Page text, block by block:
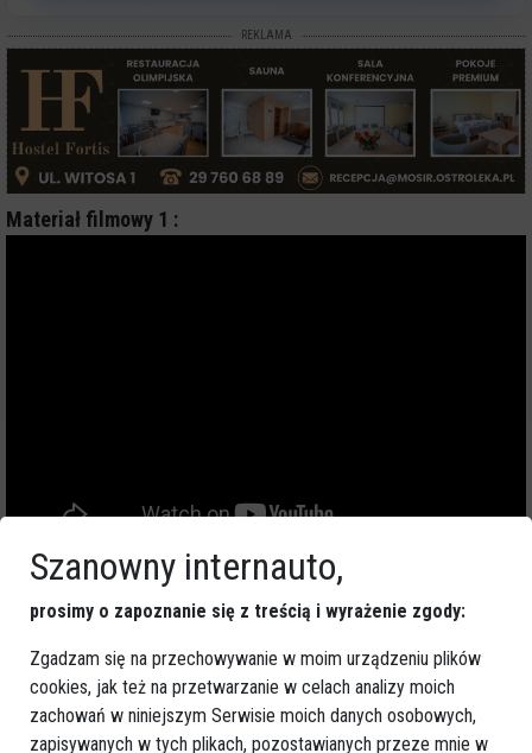
REKLAMA
Materiał filmowy 1 :
Więcej o zbrodnia w Księżym Lasku strzelanina
Szanowny internauto,
prosimy o zapoznanie się z treścią i wyrażenie zgody:
Zgadzam się na przechowywanie w moim urządzeniu plików
cookies, jak też na przetwarzanie w celach analizy moich
zachowań w niniejszym Serwisie moich danych osobowych,
zapisywanych w tych plikach, pozostawianych przeze mnie w